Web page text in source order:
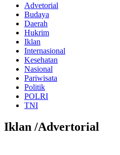
Advetorial
Budaya
Daerah
Hukrim
Iklan
Internasional
Kesehatan
Nasional
Pariwisata
Politik
POLRI
TNI
Iklan /Advertorial